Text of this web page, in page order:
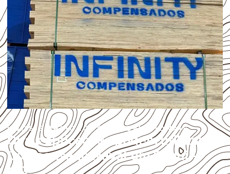
USOS E APLICAÇÕES PROFISSIONAIS
Quais aplicações podem utilizar
Compensado Naval em Pequi –
MG?